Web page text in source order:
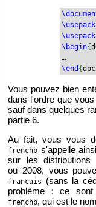
\begin{
…
\end {
Vous pou­vez bien
dans l'ordre que
sauf dans quelques
par­tie 6.
Au fait, vous vous
frenchb s'ap­pelle
sur les dis­tri­bu­tions
ou 2008, vous
fran­cais (sans la
pro­blème : ce sont
frenchb, qui est le